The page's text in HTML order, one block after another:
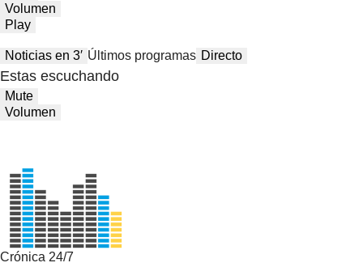
Volumen
Play
Noticias en 3′ Últimos programas Directo
Estas escuchando
Mute
Volumen
Crónica 24/7